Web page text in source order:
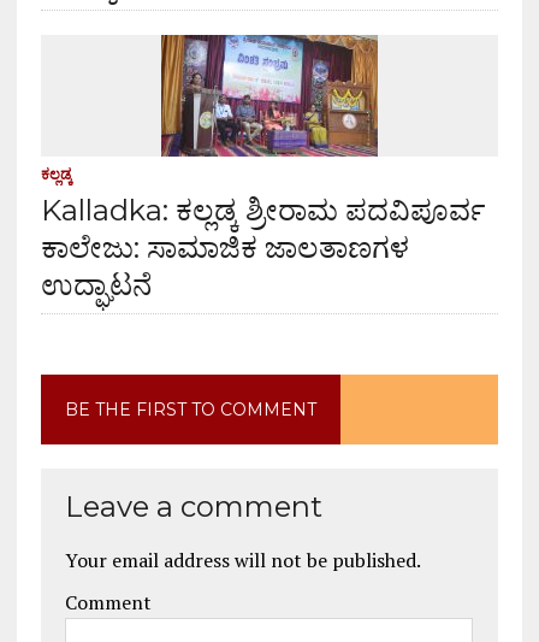
ಕಲ್ಲಡ್ಕ
Kalladka: ಕಲ್ಲಡ್ಕ ಶ್ರೀರಾಮ ಪದವಿಪೂರ್ವ
ಕಾಲೇಜು: ಸಾಮಾಜಿಕ ಜಾಲತಾಣಗಳ
ಉದ್ಘಾಟನೆ
BE THE FIRST TO COMMENT
Leave a comment
Your email address will not be published.
Comment